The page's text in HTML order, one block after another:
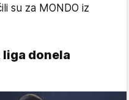
su za MONDO iz
donela